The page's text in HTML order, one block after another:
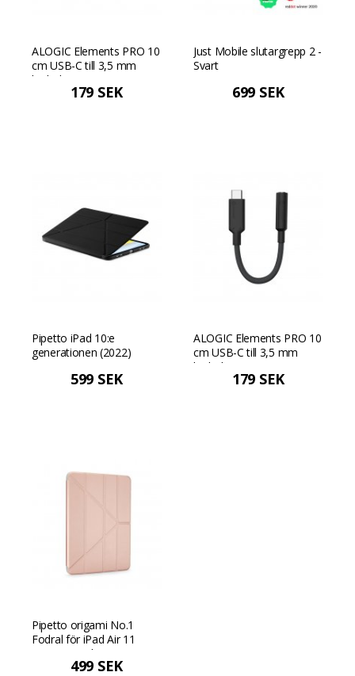
ALOGIC Elements PRO 10
cm USB-C till 3,5 mm
ljudadapter - Vit
179 SEK
Just Mobile slutargrepp 2 -
Svart
699 SEK
Pipetto iPad 10:e
generationen (2022)
Originalfodral - Svart
599 SEK
ALOGIC Elements PRO 10
cm USB-C till 3,5 mm
ljudadapter - Svart
179 SEK
Pipetto origami No.1
Fodral för iPad Air 11
(2024) / iPad Air 10.9
(2022/2020) - Metallisk
499 SEK